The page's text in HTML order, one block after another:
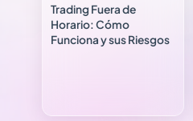
Trading Fuera de
Horario: Cómo
Funciona y sus Riesgos